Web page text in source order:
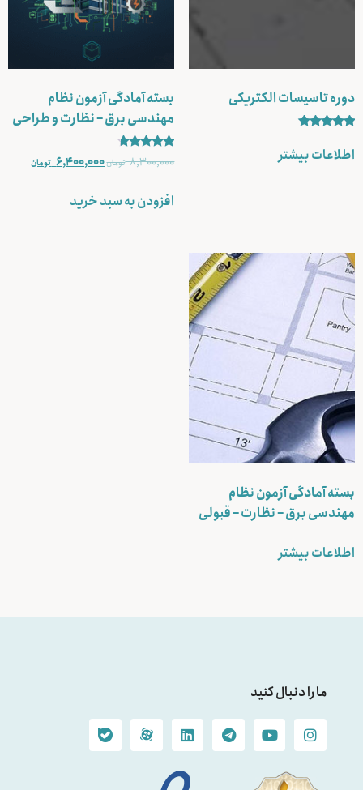
دوره تاسیسات الکتریکی
5.00
از 5
اطلاعات بیشتر
بسته آمادگی آزمون نظام
مهندسی برق – نظارت و طراحی
4.50
8,300,000 تومان6,400,000 تومان
افزودن به سبد خرید
بسته آمادگی آزمون نظام
مهندسی برق – نظارت – قبولی
اطلاعات بیشتر
ما را دنبال کنید